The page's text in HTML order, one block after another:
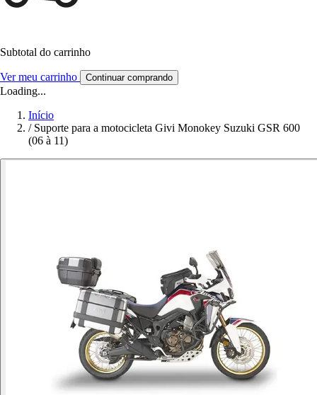
Subtotal do carrinho
Ver meu carrinho Continuar comprando
Loading...
Início
/ Suporte para a motocicleta Givi Monokey Suzuki GSR 600
(06 à 11)